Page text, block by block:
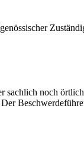
noch